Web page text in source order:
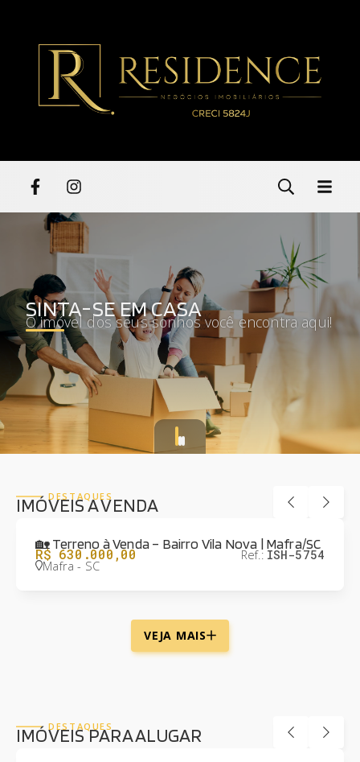
SINTA-SE EM CASA
O imóvel dos seus sonhos você encontra aqui!
DESTAQUES
IMÓVEIS A VENDA
🏡 Terreno à Venda – Bairro Vila Nova | Mafra/SC
R$ 630.000,00 Ref.: ISH-5754
Mafra - SC
VEJA MAIS
DESTAQUES
IMÓVEIS PARA ALUGAR